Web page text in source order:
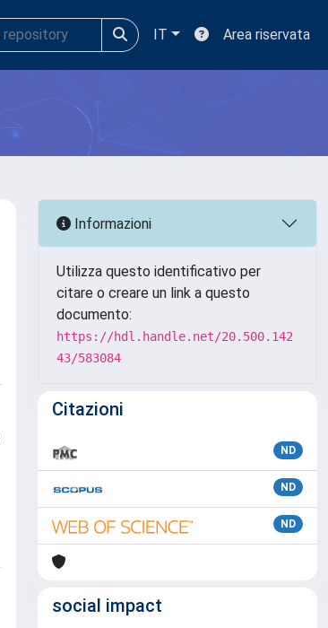
IT Area riservata
Informazioni
Utilizza questo identificativo per
citare o creare un link a questo
documento:
https://hdl.handle.net/20.500.142
43/583084
Citazioni
ND
ND
ND
social impact